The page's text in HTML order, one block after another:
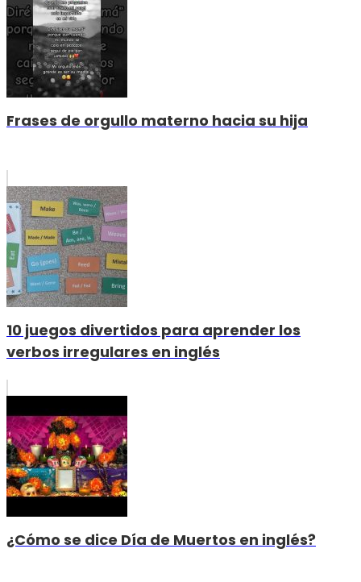
Frases de orgullo materno hacia su hija
10 juegos divertidos para aprender los
verbos irregulares en inglés
¿Cómo se dice Día de Muertos en inglés?